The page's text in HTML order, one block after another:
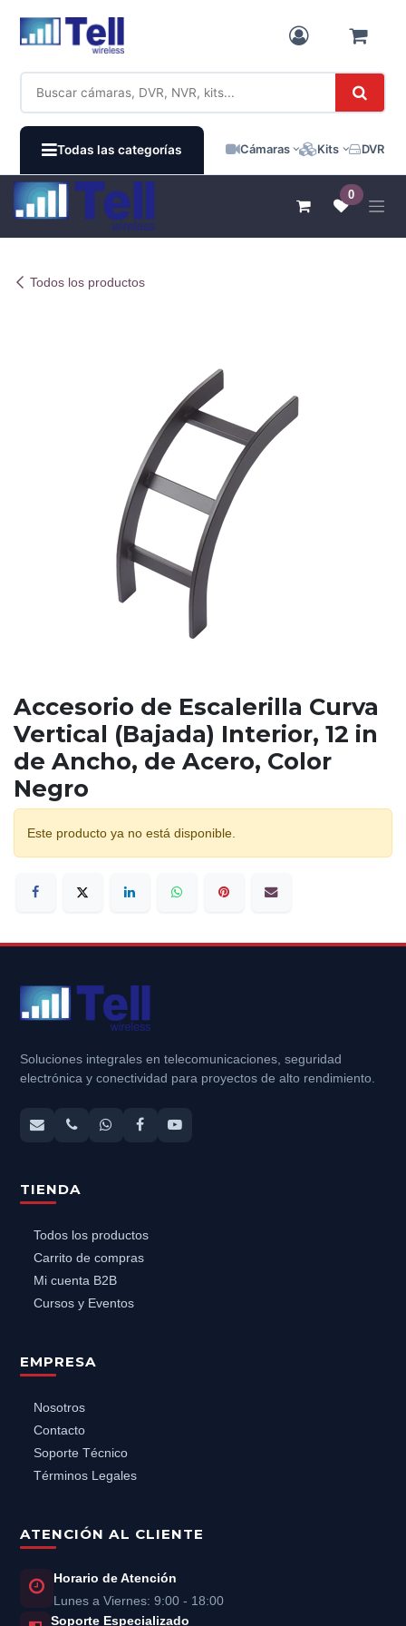
Todas las categorías Cámaras Kits DVR /
0
Todos los productos
Accesorio de Escalerilla Curva
Vertical (Bajada) Interior, 12 in
de Ancho, de Acero, Color
Negro
Este producto ya no está disponible.
Soluciones integrales en telecomunicaciones, seguridad
electrónica y conectividad para proyectos de alto rendimiento.
TIENDA
Todos los productos
Carrito de compras
Mi cuenta B2B
Cursos y Eventos
EMPRESA
Nosotros
Contacto
Soporte Técnico
Términos Legales
ATENCIÓN AL CLIENTE
Horario de Atención
Lunes a Viernes: 9:00 - 18:00
Soporte Especializado